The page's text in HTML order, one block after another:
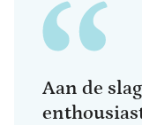
Aan de